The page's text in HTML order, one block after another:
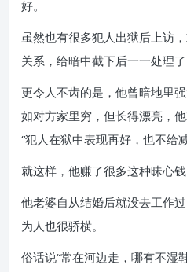
好。
虽然也有很多犯人出狱后上访
关系，给暗中截下后一一处理了
更令人不齿的是，他曾暗地里
如对方家里穷，但长得漂亮，
“犯人在狱中表现再好，也不给
就这样，他赚了很多这种昧心钱
他老婆自从结婚后就没去工作
为人也很骄横。
俗话说“常在河边走，哪有不湿